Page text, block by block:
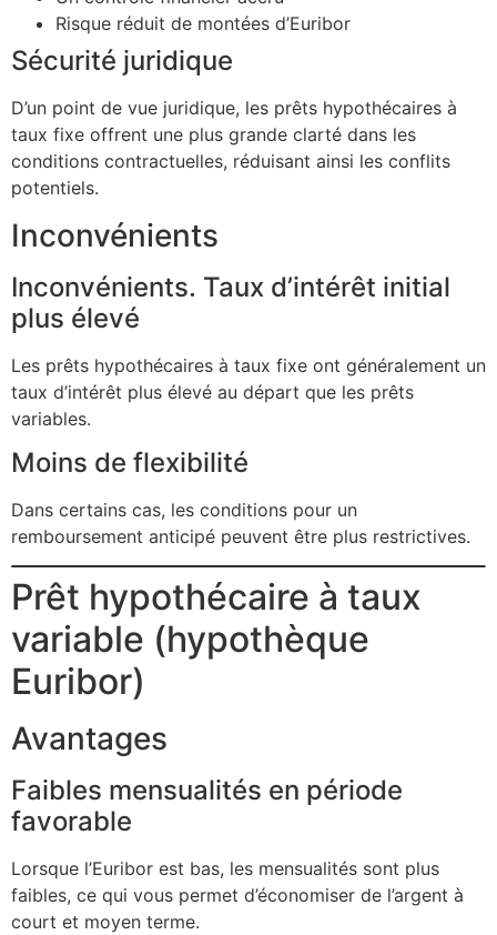
Risque réduit de montées d’Euribor
Sécurité juridique
D’un point de vue juridique, les prêts hypothécaires à
taux fixe offrent une plus grande clarté dans les
conditions contractuelles, réduisant ainsi les conflits
potentiels.
Inconvénients
Inconvénients. Taux d’intérêt initial
plus élevé
Les prêts hypothécaires à taux fixe ont généralement un
taux d’intérêt plus élevé au départ que les prêts
variables.
Moins de flexibilité
Dans certains cas, les conditions pour un
remboursement anticipé peuvent être plus restrictives.
Prêt hypothécaire à taux
variable (hypothèque
Euribor)
Avantages
Faibles mensualités en période
favorable
Lorsque l’Euribor est bas, les mensualités sont plus
faibles, ce qui vous permet d’économiser de l’argent à
court et moyen terme.